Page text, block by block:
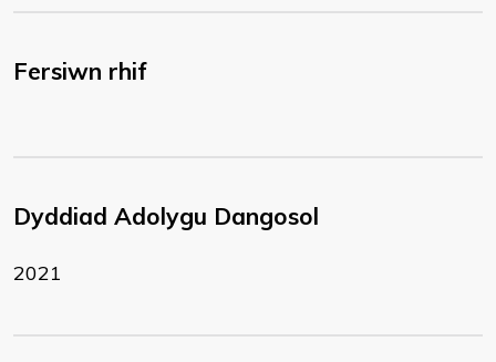
Fersiwn rhif
Dyddiad Adolygu Dangosol
2021